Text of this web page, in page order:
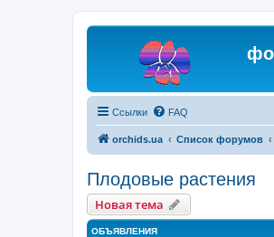
Ссылки FAQ
orchids.ua Список форумов
Плодовые растения
Новая тема
ОБЪЯВЛЕНИЯ